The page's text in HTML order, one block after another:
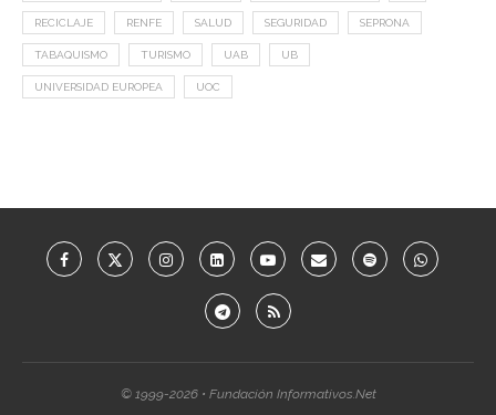
RECICLAJE RENFE SALUD SEGURIDAD SEPRONA
TABAQUISMO TURISMO UAB UB
UNIVERSIDAD EUROPEA UOC
© 1999-2026 • Fundación Informativos.Net